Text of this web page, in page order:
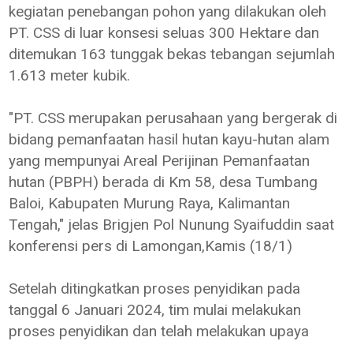
kegiatan penebangan pohon yang dilakukan oleh
PT. CSS di luar konsesi seluas 300 Hektare dan
ditemukan 163 tunggak bekas tebangan sejumlah
1.613 meter kubik.
"PT. CSS merupakan perusahaan yang bergerak di
bidang pemanfaatan hasil hutan kayu-hutan alam
yang mempunyai Areal Perijinan Pemanfaatan
hutan (PBPH) berada di Km 58, desa Tumbang
Baloi, Kabupaten Murung Raya, Kalimantan
Tengah," jelas Brigjen Pol Nunung Syaifuddin saat
konferensi pers di Lamongan,Kamis (18/1)
Setelah ditingkatkan proses penyidikan pada
tanggal 6 Januari 2024, tim mulai melakukan
proses penyidikan dan telah melakukan upaya